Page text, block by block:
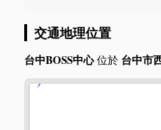
交通地理位置
台中BOSS中心位於 台中市